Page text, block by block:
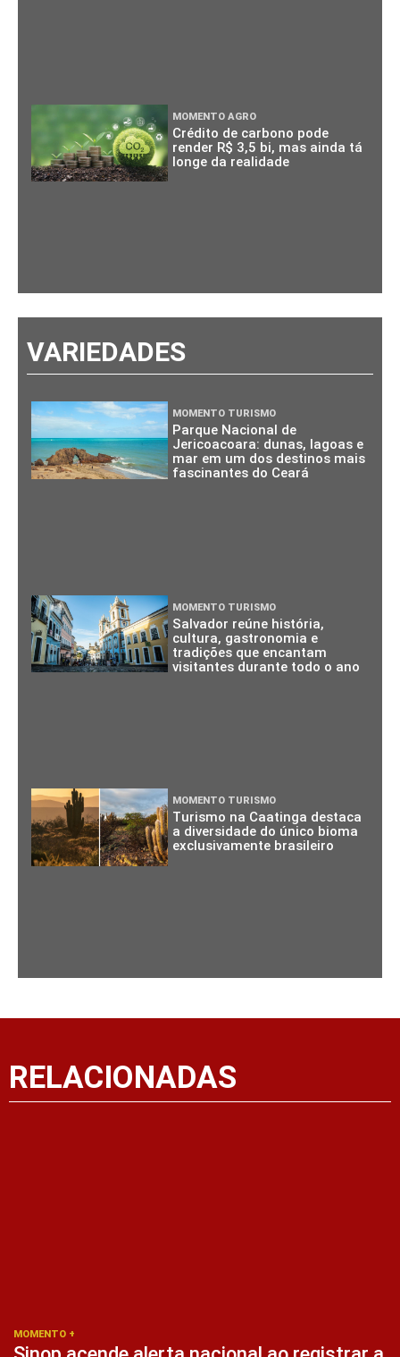
MOMENTO AGRO
Crédito de carbono pode
render R$ 3,5 bi, mas ainda tá
longe da realidade
VARIEDADES
MOMENTO TURISMO
Parque Nacional de
Jericoacoara: dunas, lagoas e
mar em um dos destinos mais
fascinantes do Ceará
MOMENTO TURISMO
Salvador reúne história,
cultura, gastronomia e
tradições que encantam
visitantes durante todo o ano
MOMENTO TURISMO
Turismo na Caatinga destaca
a diversidade do único bioma
exclusivamente brasileiro
RELACIONADAS
MOMENTO +